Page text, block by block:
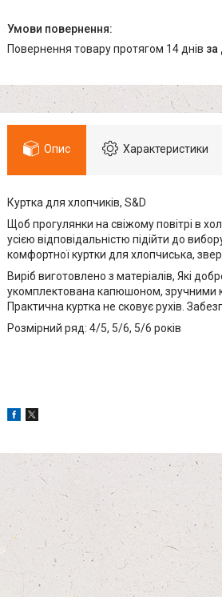
повернення товару протягом 14 днів
Опис Характеристики
Куртка для хлопчиків, S&D
Щоб прогулянки на свіжому повітрі в
усією відповідальністю підійти до
комфортної куртки для хлопчиська,
Виріб виготовлено з матеріалів, Які
укомплектована капюшоном, зручними
Практична куртка не сковує рухів.
Розмірний ряд: 4/5, 5/6, 5/6 років